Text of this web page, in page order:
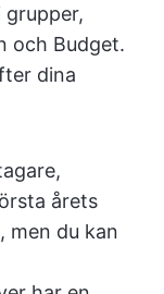
grupper,
och Budget.
dina
årets
men du kan